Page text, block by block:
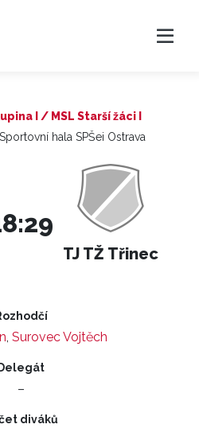
I / MSL Starší žáci I
hala SPŠei Ostrava
TJ TŽ Třinec
, Surovec Vojtěch
Delegát
–
diváků